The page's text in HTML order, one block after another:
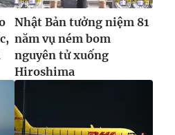
Nhật Bản tưởng niệm 81
năm vụ ném bom
nguyên tử xuống
Hiroshima